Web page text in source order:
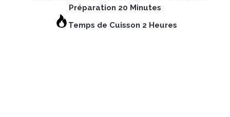
Préparation 20 Minutes
Temps de Cuisson 2 Heures